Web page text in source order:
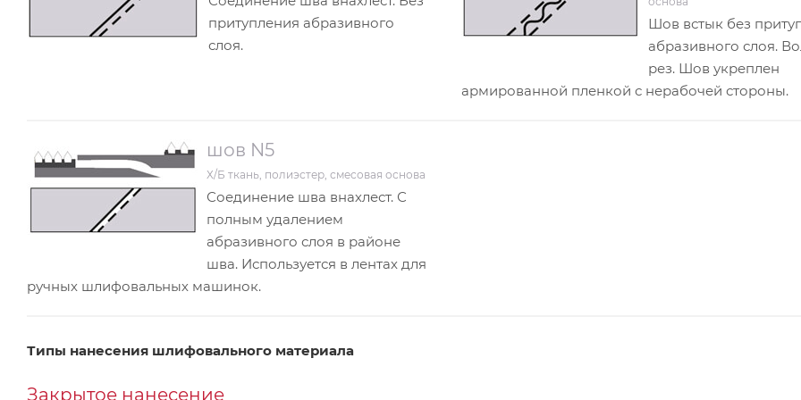
притупления абразивного
слоя.
Шов встык без
абразивного слоя.
рез. Шов укреплен
армированной пленкой с нерабочей стороны.
шов N5
Х/Б ткань, полиэстер, смесовая основа
Соединение шва внахлест. С
полным удалением
абразивного слоя в районе
шва. Используется в лентах для
ручных шлифовальных машинок.
Типы нанесения шлифовального материала
Закрытое нанесение